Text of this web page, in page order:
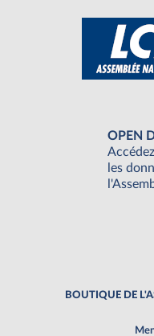
OPEN
les
BOUTIQUE DE